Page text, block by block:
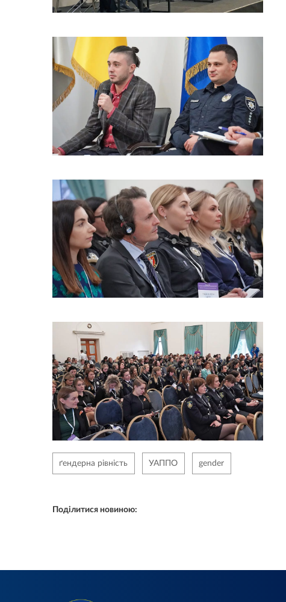
ґендерна рівність УАППО gender
Поділитися новиною: